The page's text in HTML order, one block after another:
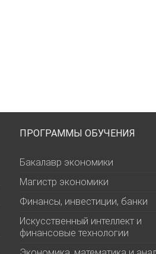
ПРОГРАММЫ ОБУЧЕНИЯ
Бакалавр экономики
Магистр экономики
Финансы, инвестиции, банки
Искусственный интеллект и
финансовые технологии